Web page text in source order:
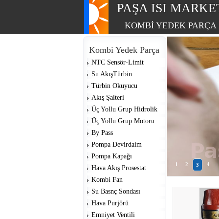
PAŞA ISI
KOMBİ YEDEK PARÇA
Kombi Yedek Parça
NTC Sensör-Limit
Su AkışTürbin
Türbin Okuyucu
Akış Şalteri
Üç Yollu Grup Hidrolik
Üç Yollu Grup Motoru
By Pass
Pompa Devirdaim
Pompa Kapağı
Hava Akış Prosestat
Kombi Fan
Su Basnç Sondası
Hava Purjörü
Emniyet Ventili
1 2 3 4